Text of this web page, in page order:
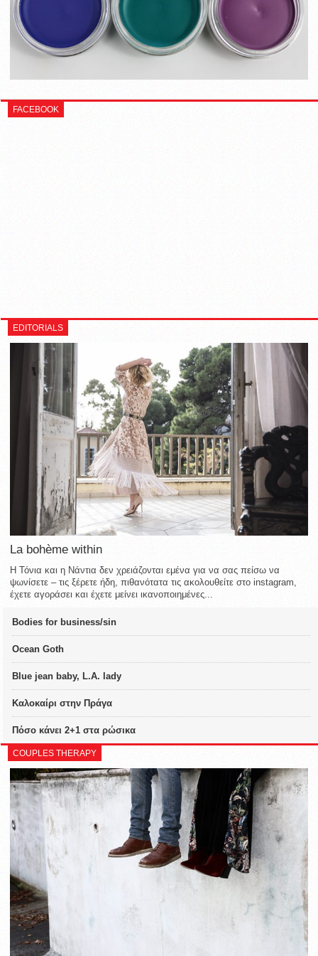
FACEBOOK
EDITORIALS
La bohème within
Η Τόνια και η Νάντια δεν χρειάζονται εμένα για να σας πείσω να
ψωνίσετε – τις ξέρετε ήδη, πιθανότατα τις ακολουθείτε στο instagram,
έχετε αγοράσει και έχετε μείνει ικανοποιημένες...
Bodies for business/sin
Ocean Goth
Blue jean baby, L.A. lady
Καλοκαίρι στην Πράγα
Πόσο κάνει 2+1 στα ρώσικα
COUPLES THERAPY